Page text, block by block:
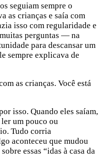
seguiam sempre o
as crianças e saía com
isso com regularidade e
perguntas — na
para descansar um
sempre explicava de
as crianças. Você está
isso. Quando eles saíam,
um pouco ou
Tudo corria
aconteceu que mudou
essas “idas à casa da